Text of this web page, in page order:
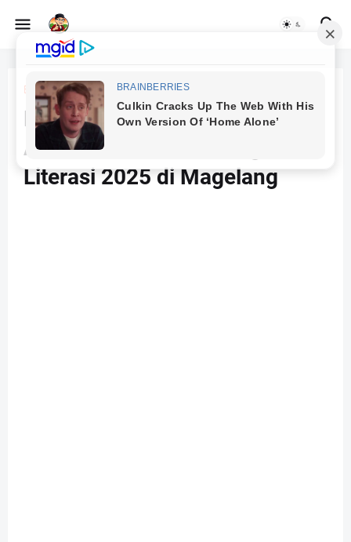
Beranda budaya baca
Pengelola TBM Jawa Barat
Antusias Ikuti Temu Pegiat
Literasi 2025 di Magelang